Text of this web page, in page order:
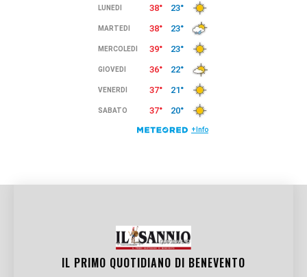
IL PRIMO QUOTIDIANO DI BENEVENTO